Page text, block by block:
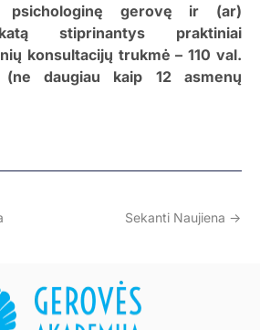
psichologinę gerovę ir (ar)
stiprinantys praktiniai
konsultacijų trukmė – 110 val.
daugiau kaip 12 asmenų
Sekanti Naujiena ->